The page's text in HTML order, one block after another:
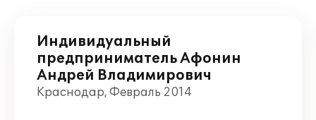
Индивидуальный
предприниматель Афонин
Андрей Владимирович
Краснодар, Февраль 2014